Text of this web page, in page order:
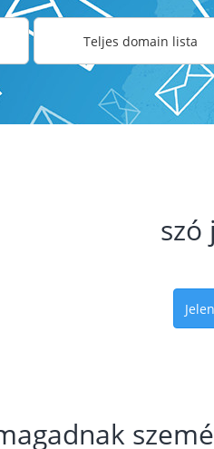
Teljes domain lista
szó